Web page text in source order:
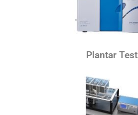
Plantar Test